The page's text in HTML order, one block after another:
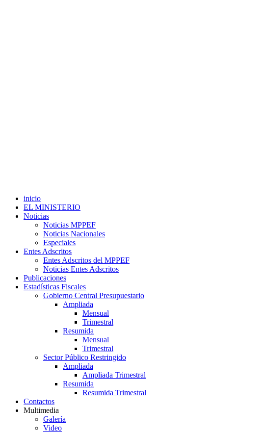
inicio
EL MINISTERIO
Noticias
Noticias MPPEF
Noticias Nacionales
Especiales
Entes Adscritos
Entes Adscritos del MPPEF
Noticias Entes Adscritos
Publicaciones
Estadísticas Fiscales
Gobierno Central Presupuestario
Ampliada
Mensual
Trimestral
Resumida
Mensual
Trimestral
Sector Público Restringido
Ampliada
Ampliada Trimestral
Resumida
Resumida Trimestral
Contactos
Multimedia
Galería
Video